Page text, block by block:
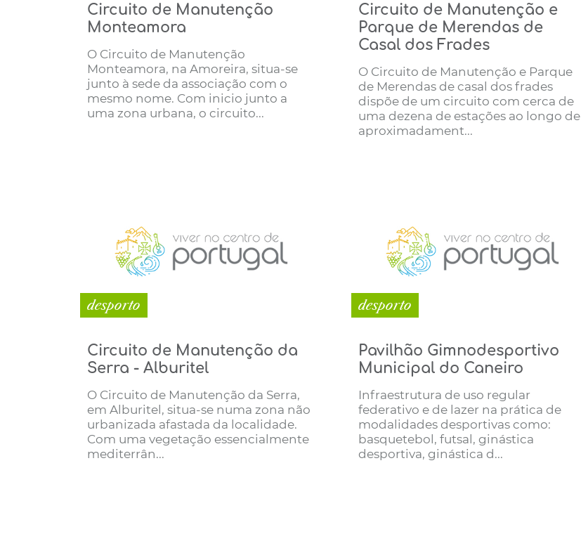
Circuito de Manutenção
Monteamora
O Circuito de Manutenção
Monteamora, na Amoreira, situa-se
junto à sede da associação com o
mesmo nome. Com inicio junto a
uma zona urbana, o circuito...
Circuito de Manutenção e
Parque de Merendas de
Casal dos Frades
O Circuito de Manutenção e Parque
de Merendas de casal dos frades
dispõe de um circuito com cerca de
uma dezena de estações ao longo de
aproximadament...
desporto
Circuito de Manutenção da
Serra - Alburitel
O Circuito de Manutenção da Serra,
em Alburitel, situa-se numa zona não
urbanizada afastada da localidade.
Com uma vegetação essencialmente
mediterrân...
desporto
Pavilhão Gimnodesportivo
Municipal do Caneiro
Infraestrutura de uso regular
federativo e de lazer na prática de
modalidades desportivas como:
basquetebol, futsal, ginástica
desportiva, ginástica d...